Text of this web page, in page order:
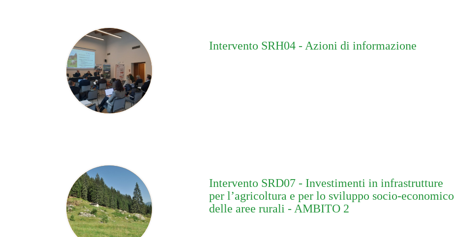
Intervento SRH04 - Azioni di informazione
Intervento SRD07 - Investimenti in infrastrutture
per l’agricoltura e per lo sviluppo socio-economico
delle aree rurali - AMBITO 2